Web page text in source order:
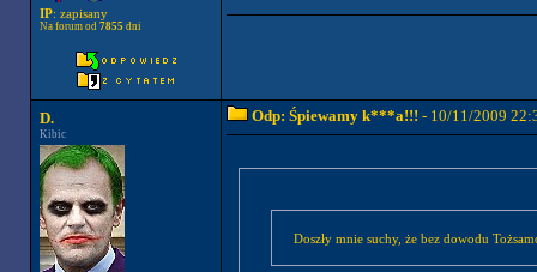
IP: zapisany
Na forum od 7855 dni
D.
Kibic
Odp: Śpiewamy k***a!!! - 10/11/2009
Doszły mnie suchy, że bez dowodu